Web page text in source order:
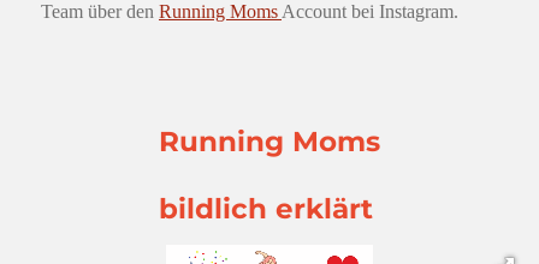
Team über den Running Moms Account bei Instagram.
Running Moms
bildlich erklärt